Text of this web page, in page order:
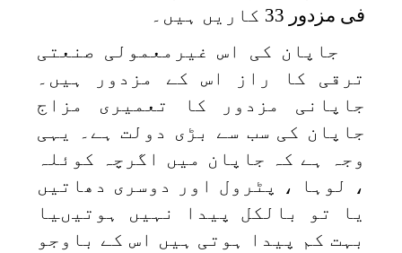
فی مزدور 33 کاریں ہیں۔
جاپان کی اس غیرمعمولی صنعتی
ترقی کا راز اس کے مزدور ہیں۔
جاپانی مزدور کا تعمیری مزاج
جاپان کی سب سے بڑی دولت ہے۔ یہی
وجہ ہے کہ جاپان میں اگرچہ کوئلہ
، لوہا ، پٹرول اور دوسری دھاتیں
یا تو بالکل پیدا نہیں ہوتیںیا
بہت کم پیدا ہوتی ہیں اس کے باوجو